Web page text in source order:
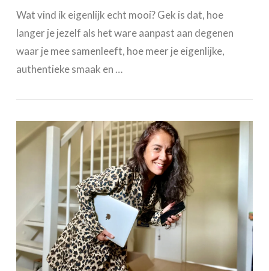
VIEW POST
Wat vind ík eigenlijk echt mooi? Gek is dat, hoe
langer je jezelf als het ware aanpast aan degenen
waar je mee samenleeft, hoe meer je eigenlijke,
authentieke smaak en …